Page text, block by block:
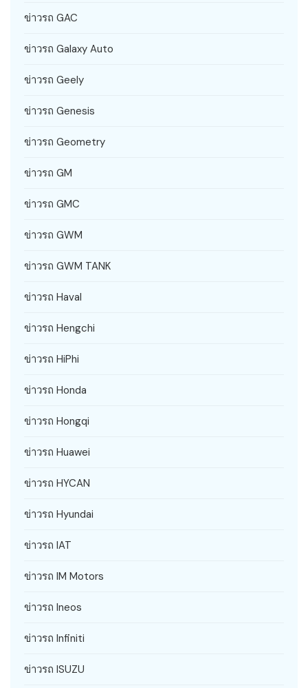
ข่าวรถ GAC
ข่าวรถ Galaxy Auto
ข่าวรถ Geely
ข่าวรถ Genesis
ข่าวรถ Geometry
ข่าวรถ GM
ข่าวรถ GMC
ข่าวรถ GWM
ข่าวรถ GWM TANK
ข่าวรถ Haval
ข่าวรถ Hengchi
ข่าวรถ HiPhi
ข่าวรถ Honda
ข่าวรถ Hongqi
ข่าวรถ Huawei
ข่าวรถ HYCAN
ข่าวรถ Hyundai
ข่าวรถ IAT
ข่าวรถ IM Motors
ข่าวรถ Ineos
ข่าวรถ Infiniti
ข่าวรถ ISUZU